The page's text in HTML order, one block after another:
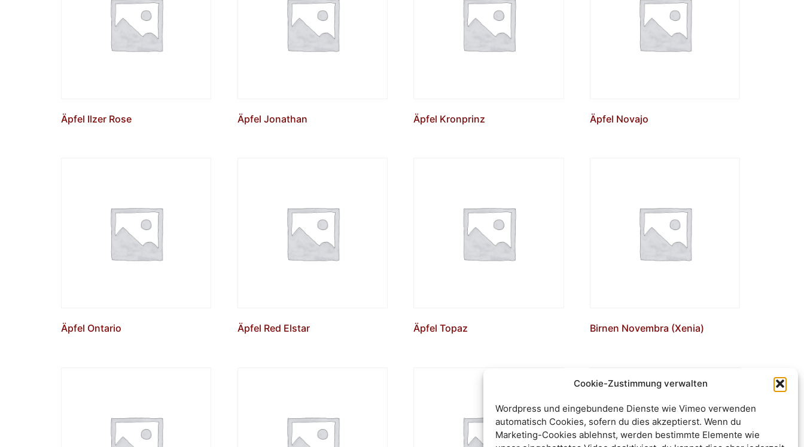
Cookie-Zustimmung verwalten
Wordpress und eingebundene Dienste wie Vimeo verwenden
automatisch Cookies, sofern du dies akzeptierst. Wenn du
Marketing-Cookies ablehnst, werden bestimmte Elemente wie
Äpfel Ilzer Rose Äpfel Jonathan Äpfel Kronprinz Äpfel Novajo
Äpfel Ontario Äpfel Red Elstar Äpfel Topaz Birnen Novembra (Xenia)